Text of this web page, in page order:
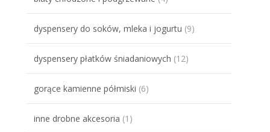
dyspensery do soków, mleka i jogurtu (9)
dyspensery płatków śniadaniowych (12)
gorące kamienne półmiski (6)
inne drobne akcesoria (1)